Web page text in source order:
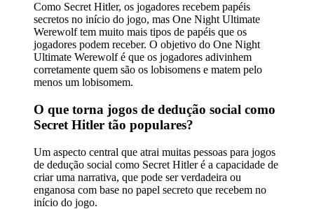
Como Secret Hitler, os jogadores recebem papéis
secretos no início do jogo, mas One Night Ultimate
Werewolf tem muito mais tipos de papéis que os
jogadores podem receber. O objetivo do One Night
Ultimate Werewolf é que os jogadores adivinhem
corretamente quem são os lobisomens e matem pelo
menos um lobisomem.
O que torna jogos de dedução social como
Secret Hitler tão populares?
Um aspecto central que atrai muitas pessoas para jogos
de dedução social como Secret Hitler é a capacidade de
criar uma narrativa, que pode ser verdadeira ou
enganosa com base no papel secreto que recebem no
início do jogo.